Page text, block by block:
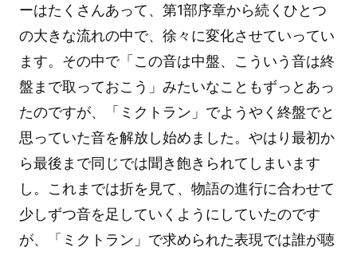
ーはたくさんあって、第1部序章から続くひとつ
の大きな流れの中で、徐々に変化させていってい
ます。その中で「この音は中盤、こういう音は終
盤まで取っておこう」みたいなこともずっとあっ
たのですが、「ミクトラン」でようやく終盤でと
思っていた音を解放し始めました。やはり最初か
ら最後まで同じでは聞き飽きられてしまいます
し。これまでは折を見て、物語の進行に合わせて
少しずつ音を足していくようにしていたのです
が、「ミクトラン」で求められた表現では誰が聴